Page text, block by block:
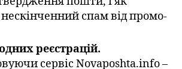
нескінченний спам від промо-
реєстрацій.
сервіс Novaposhta.info –